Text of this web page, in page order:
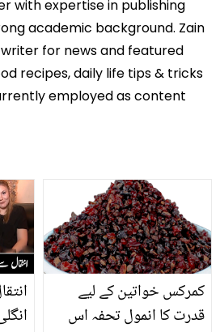
with expertise in publishing
academic background. Zain
for news and featured
recipes, daily life tips & tricks
employed as content
کمرکس خواتین کے لیے
قدرت کا انمول تحفہ اس